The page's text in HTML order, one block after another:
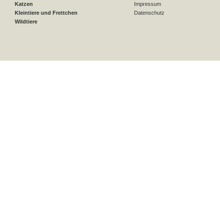
Katzen
Kleintiere und Frettchen
Wildtiere
Impressum
Datenschutz